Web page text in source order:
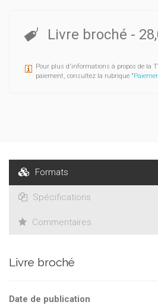
Livre broché -
Pour plus d'informations à propos de la
paiement, consultez la rubrique "
Formats
Spécifications
Commentaires
Livre broché
Date de publication